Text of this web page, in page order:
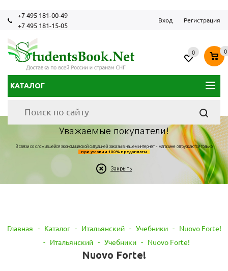
+7 495 181-00-49
+7 495 181-15-05
Вход Регистрация
КАТАЛОГ
0 0
Уважаемые покупатели!
В связи со сложившейся экономической ситуацией заказы в нашем интернет - магазине отгружаются только
при условии 100% предоплаты
Закрыть
Главная - Каталог - Итальянский - Учебники - Nuovo Forte!
- Итальянский - Учебники - Nuovo Forte!
Nuovo Forte!